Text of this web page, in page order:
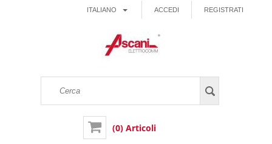
ACCEDI REGISTRATI
ITALIANO
(0) Articoli